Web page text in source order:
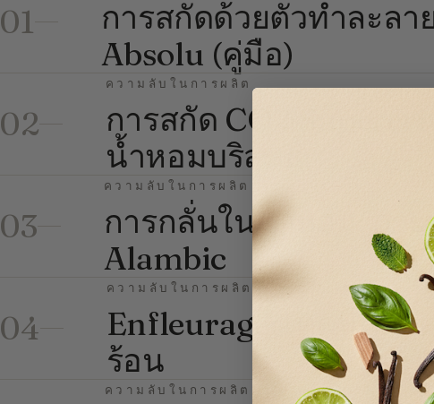
01
การสกัดด้วยตัวทำละลา
Absolu (คู่มือ)
02
ความลับในการผลิต
การสกัด CO2
น้ำหอมบริสุทธิ์
03
ความลับในการผลิต
การกลั่นในน้ำหอม: กระ
Alambic
04
ความลับในการผลิต
Enfleurage: เทคนิคส
ร้อน
ความลับในการผลิต